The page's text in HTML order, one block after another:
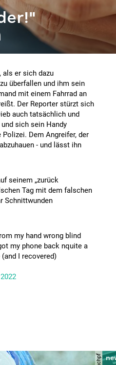
als er sich dazu
überfallen und ihm sein
mit einem Fahrrad an
Der Reporter stürzt sich
auch tatsächlich und
sich sein Handy
Dem Angreifer, der
- und lässt ihn
seinem „zurück
Tag mit dem falschen
Schnittwunden
my hand wrong blind
my phone back nquite a
I recovered)